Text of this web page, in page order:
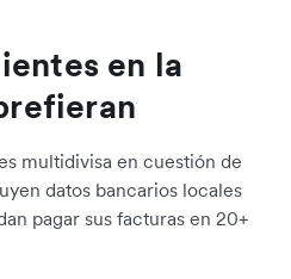
en la
multidivisa en cuestión de
datos bancarios locales
pagar sus facturas en 20+